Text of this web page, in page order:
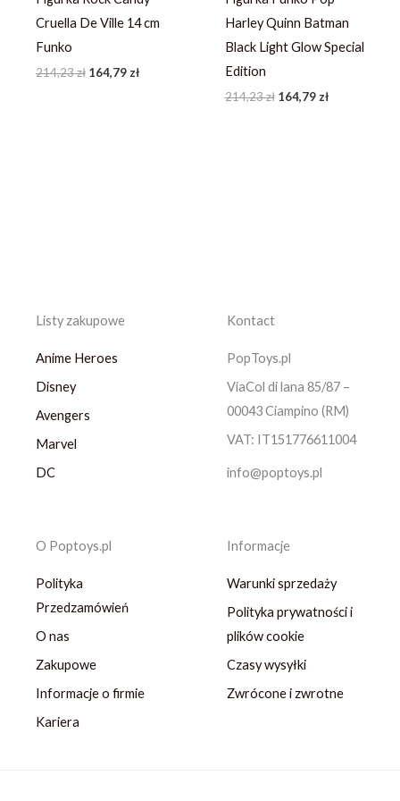
Cruella De Ville 14 cm
Funko
214,23zł 164,79 zł
Harley Quinn Batman
Black Light Glow Special
Edition
214,23zł 164,79 zł
Listy zakupowe
Anime Heroes
Disney
Avengers
Marvel
DC
Kontact
PopToys.pl
ViaCol di lana 85/87 –
00043 Ciampino (RM)
VAT: IT151776611004
info@poptoys.pl
O Poptoys.pl
Polityka
Przedzamówień
O nas
Zakupowe
Informacje o firmie
Kariera
Informacje
Warunki sprzedaży
Polityka prywatności i
plików cookie
Czasy wysyłki
Zwrócone i zwrotne